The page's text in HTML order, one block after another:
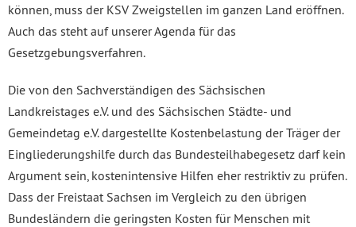
können, muss der KSV Zweigstellen im ganzen Land eröffnen.
Auch das steht auf unserer Agenda für das
Gesetzgebungsverfahren.
Die von den Sachverständigen des Sächsischen
Landkreistages e.V. und des Sächsischen Städte- und
Gemeindetag e.V. dargestellte Kostenbelastung der Träger der
Eingliederungshilfe durch das Bundesteilhabegesetz darf kein
Argument sein, kostenintensive Hilfen eher restriktiv zu prüfen.
Dass der Freistaat Sachsen im Vergleich zu den übrigen
Bundesländern die geringsten Kosten für Menschen mit